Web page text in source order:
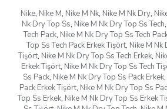
Nike, Nike M, Nike M Nk, Nike M Nk Dry,
Nk Dry Top Ss, Nike M Nk Dry Top Ss Tech,
Tech Pack, Nike M Nk Dry Top Ss Tech
Top Ss Tech Pack Erkek Tişört, Nike M Nk
Tişört, Nike M Nk Dry Top Ss Tech Erkek,
Erkek Tişört, Nike M Nk Dry Top Ss Tech
Ss Pack, Nike M Nk Dry Top Ss Pack Erkek,
Pack Erkek Tişört, Nike M Nk Dry Top Ss
Top Ss Erkek, Nike M Nk Dry Top Ss Erkek